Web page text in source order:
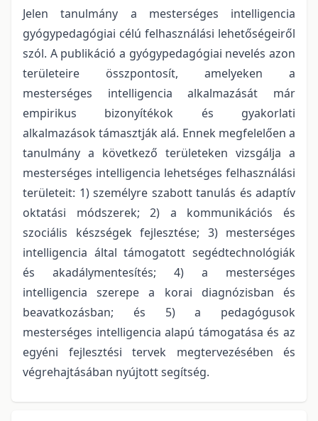
Jelen tanulmány a mesterséges intelligencia
gyógypedagógiai célú felhasználási lehetőségeiről
szól. A publikáció a gyógypedagógiai nevelés azon
területeire összpontosít, amelyeken a
mesterséges intelligencia alkalmazását már
empirikus bizonyítékok és gyakorlati
alkalmazások támasztják alá. Ennek megfelelően a
tanulmány a következő területeken vizsgálja a
mesterséges intelligencia lehetséges felhasználási
területeit: 1) személyre szabott tanulás és adaptív
oktatási módszerek; 2) a kommunikációs és
szociális készségek fejlesztése; 3) mesterséges
intelligencia által támogatott segédtechnológiák
és akadálymentesítés; 4) a mesterséges
intelligencia szerepe a korai diagnózisban és
beavatkozásban; és 5) a pedagógusok
mesterséges intelligencia alapú támogatása és az
egyéni fejlesztési tervek megtervezésében és
végrehajtásában nyújtott segítség.